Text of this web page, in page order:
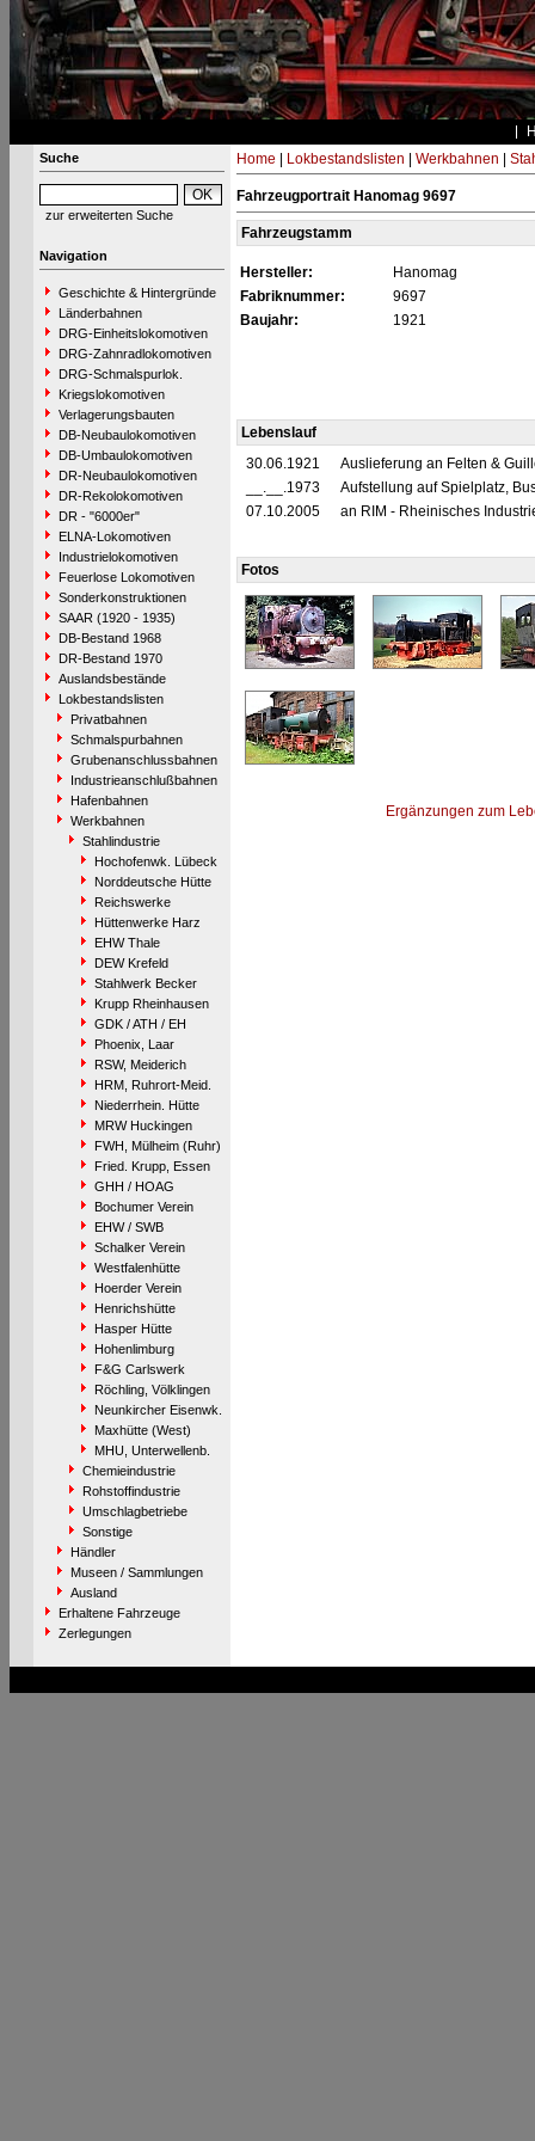
Suche
zur erweiterten Suche
Navigation
Geschichte & Hintergründe
Länderbahnen
DRG-Einheitslokomotiven
DRG-Zahnradlokomotiven
DRG-Schmalspurlok.
Kriegslokomotiven
Verlagerungsbauten
DB-Neubaulokomotiven
DB-Umbaulokomotiven
DR-Neubaulokomotiven
DR-Rekolokomotiven
DR - "6000er"
ELNA-Lokomotiven
Industrielokomotiven
Feuerlose Lokomotiven
Sonderkonstruktionen
SAAR (1920 - 1935)
DB-Bestand 1968
DR-Bestand 1970
Auslandsbestände
Lokbestandslisten
Privatbahnen
Schmalspurbahnen
Grubenanschlussbahnen
Industrieanschlußbahnen
Hafenbahnen
Werkbahnen
Stahlindustrie
Hochofenwk. Lübeck
Norddeutsche Hütte
Reichswerke
Hüttenwerke Harz
EHW Thale
DEW Krefeld
Stahlwerk Becker
Krupp Rheinhausen
GDK / ATH / EH
Phoenix, Laar
RSW, Meiderich
HRM, Ruhrort-Meid.
Niederrhein. Hütte
MRW Huckingen
FWH, Mülheim (Ruhr)
Fried. Krupp, Essen
GHH / HOAG
Bochumer Verein
EHW / SWB
Schalker Verein
Westfalenhütte
Hoerder Verein
Henrichshütte
Hasper Hütte
Hohenlimburg
F&G Carlswerk
Röchling, Völklingen
Neunkircher Eisenwk.
Maxhütte (West)
MHU, Unterwellenb.
Chemieindustrie
Rohstoffindustrie
Umschlagbetriebe
Sonstige
Händler
Museen / Sammlungen
Ausland
Erhaltene Fahrzeuge
Zerlegungen
Home Lokbestandslisten Werkbahnen
Fahrzeugportrait Hanomag 9697
Fahrzeugstamm
Hersteller:
Hanomag
Fabriknummer:
9697
Baujahr:
1921
Lebenslauf
30.06.1921
Auslieferung an Felten &
__.__.1973
Aufstellung auf Spielplatz,
07.10.2005
an RIM - Rheinisches
Fotos
Ergänzungen zum